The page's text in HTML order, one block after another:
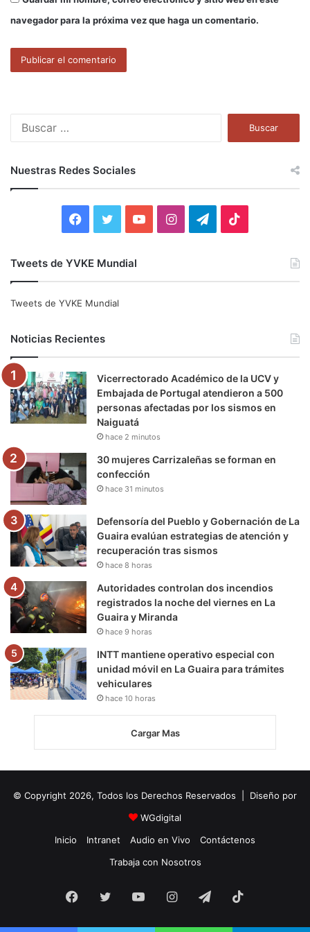
navegador para la próxima vez que haga un comentario.
r
:
Nuestras Redes Sociales
e
o
o
k
t
e
r
b
e
I
g
r
a
r
a
m
k
Tweets de YVKE Mundial
Tweets de YVKE Mundial
Noticias Recientes
Vicerrectorado Académico de la UCV y
Embajada de Portugal atendieron a 500
personas afectadas por los sismos en
Naiguatá
hace 2 minutos
30 mujeres Carrizaleñas se forman en
confección
hace 31 minutos
Defensoría del Pueblo y Gobernación de La
Guaira evalúan estrategias de atención y
recuperación tras sismos
hace 8 horas
Autoridades controlan dos incendios
registrados la noche del viernes en La
Guaira y Miranda
hace 9 horas
INTT mantiene operativo especial con
unidad móvil en La Guaira para trámites
vehiculares
hace 10 horas
Cargar Mas
© Copyright 2026, Todos los Derechos Reservados | Diseño por
WGdigital
Inicio
Intranet Audio en Vivo
Contáctenos
Trabaja con Nosotros
Facebook
Twitter YouTubeInstagramTelegram